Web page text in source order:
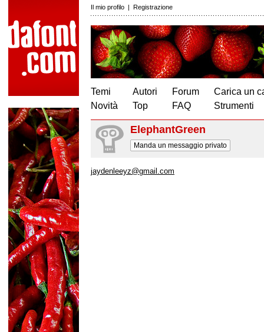
Il mio profilo | Registrazione
Temi
Novità
Autori
Top
Forum
FAQ
Carica un
Strumenti
ElephantGreen
Manda un messaggio privato
jaydenleeyz@gmail.com